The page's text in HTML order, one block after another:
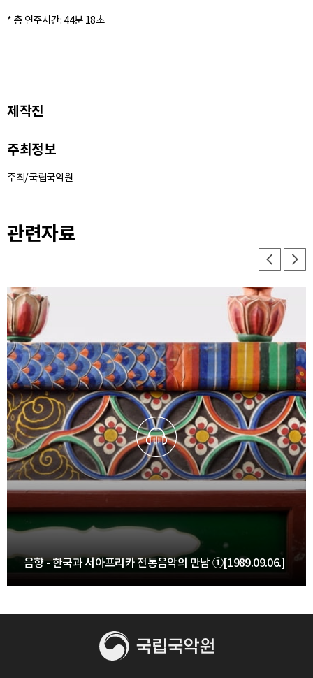
* 총 연주시간: 44분 18초
제작진
주최정보
주최/국립국악원
관련자료
음향 - 한국과 서아프리카 전통음악의 만남 ①[1989.09.06.]